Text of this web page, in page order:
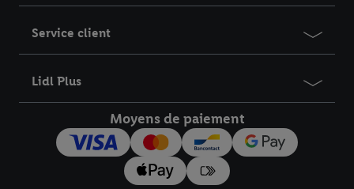
Service client
Lidl Plus
Moyens de paiement